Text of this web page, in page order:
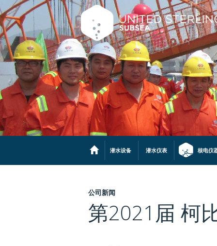
潜水设备 潜水仪表 核电仪
公司新闻
第2021届 柯